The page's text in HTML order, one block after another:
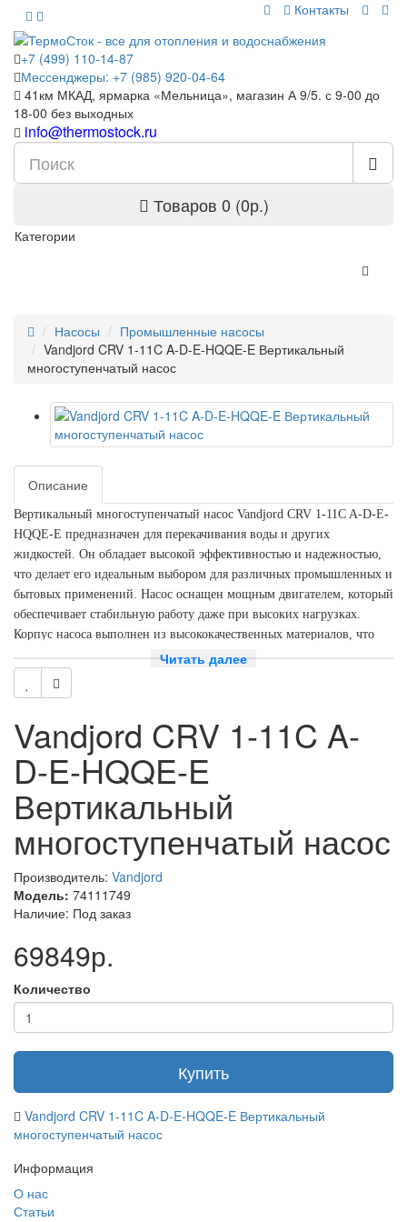
Контакты
+7 (499) 110-14-87
Мессенджеры: +7 (985) 920-04-64
41км МКАД, ярмарка «Мельница», магазин А 9/5. с 9-00 до
18-00 без выходных
info@thermostock.ru
Товаров 0 (0р.)
Категории
Насосы
Промышленные насосы
Vandjord CRV 1-11C A-D-E-HQQE-E Вертикальный
многоступенчатый насос
Описание
Вертикальный многоступенчатый насос Vandjord CRV 1-11C A-D-E-
HQQE-E предназначен для перекачивания воды и других
жидкостей. Он обладает высокой эффективностью и надежностью,
что делает его идеальным выбором для различных промышленных и
бытовых применений. Насос оснащен мощным двигателем, который
обеспечивает стабильную работу даже при высоких нагрузках.
Корпус насоса выполнен из высококачественных материалов, что
обеспечивает его долговечность и устойчивость к коррозии.
Благодаря компактным размерам и легкому весу, насос легко
устанавливается и обслуживается. Он также оснащен системой
эксплуатации. Вертикальный многоступенчатый насос Vandjord
CRV 1-11C - это надежное и эффективное решение для ваших
потребностей в перекачивании жидкостей.
Номинальная подача м3/ч – 1
Диапазон температур жидкости °CОт -20 до +120
Пиковая эффективность (%) – 44
Диапазон подачи (м3/ч) – 0,7-2,4
Макс. рабочее давление бар -25
Мощность электродвигателя (кВт) – 0,55
Артикул 74111749
Читать далее
Vandjord CRV 1-11C A-
D-E-HQQE-E
Вертикальный
многоступенчатый насос
Производитель: Vandjord
Модель: 74111749
Наличие: Под заказ
69849р.
Количество
Купить
Vandjord CRV 1-11C A-D-E-HQQE-E Вертикальный
многоступенчатый насос
Информация
О нас
Статьи